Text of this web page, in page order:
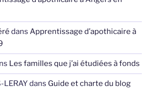
dans Apprentissage d’apothicaire à
Les familles que j’ai étudiées à fonds
LERAYdans Guide et charte du blog